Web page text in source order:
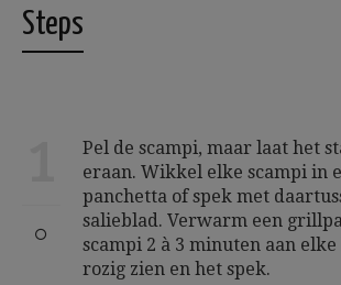
Steps
Pel de scampi, maar laat het
eraan. Wikkel elke scampi in
panchetta of spek met
salieblad. Verwarm een
scampi 2 à 3 minuten aan
rozig zien en het spek.